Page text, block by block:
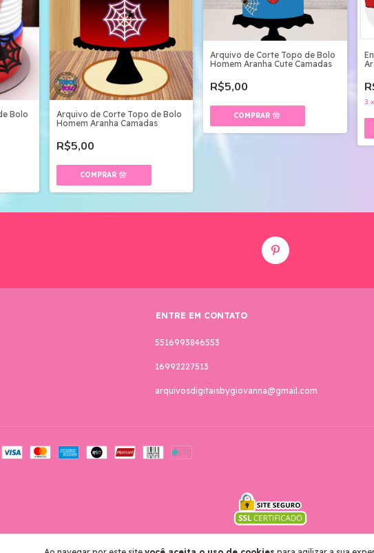
Bolo
Arquivo de Corte Topo de Bolo
Homem Aranha Camadas
R$5,00
Arquivo de Corte Topo de Bolo
Homem Aranha Cute Camadas
R$5,00
3 x
ENTRE EM CONTATO
5516993846553
16992227513
arquivosdigitaisbygiovanna@gmail.com
- 2026. Todos os direitos reservados.